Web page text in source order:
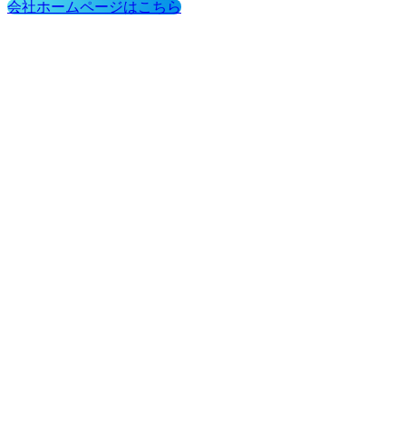
会社ホームページはこちら